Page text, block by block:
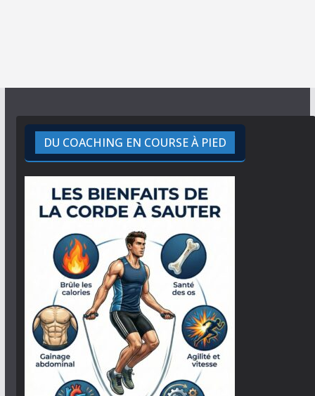
DU COACHING EN COURSE À PIED